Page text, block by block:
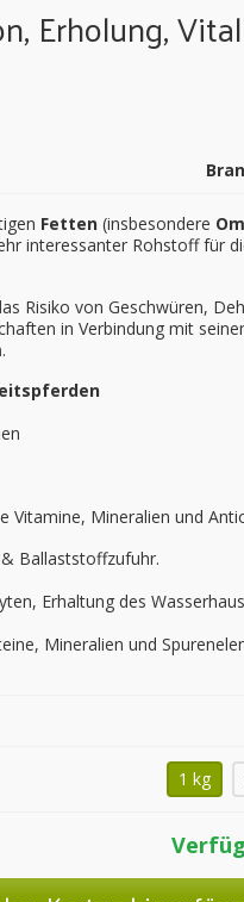
Erholung,
Fetten (insbesondere
interessanter Rohstoff für
Risiko von Geschwüren,
in Verbindung mit
.
Vitamine, Mineralien und
Ballaststoffzufuhr.
Erhaltung des
Mineralien und
1 kg